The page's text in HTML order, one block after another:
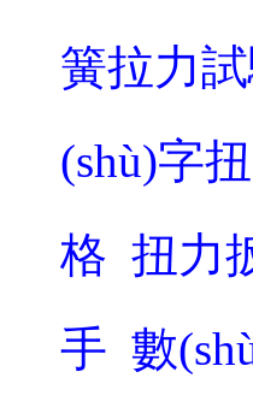
簧拉力
(shù)字
格 扭力
手 數